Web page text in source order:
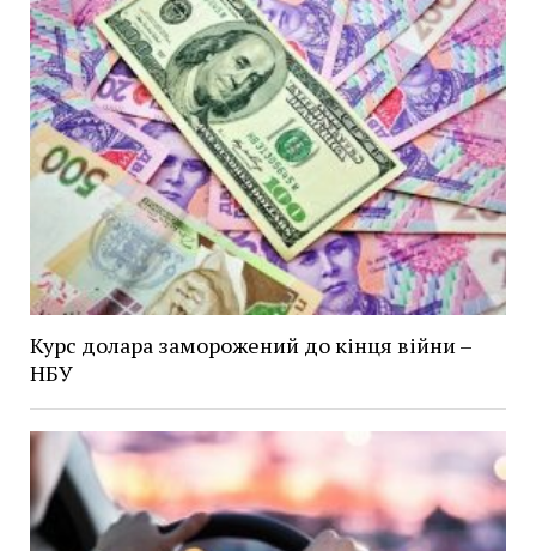
Курс долара заморожений до кінця війни –
НБУ